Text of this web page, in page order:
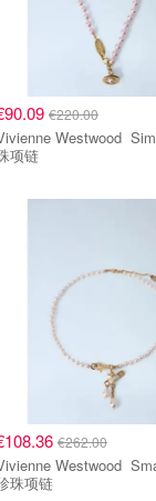
€220.00
Westwood Simonetta 珍
项链
€262.00
Westwood Small Claude
珠项链